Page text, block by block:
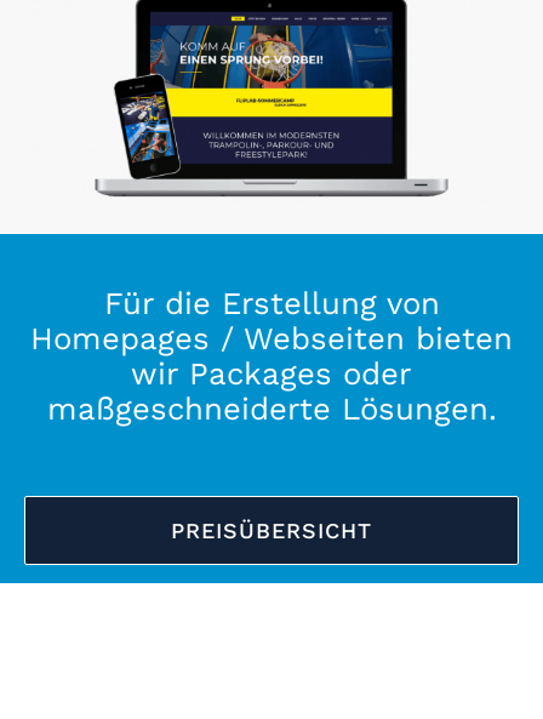
Für die Erstellung von
Homepages / Webseiten bieten
wir Packages oder
maßgeschneiderte Lösungen.
PREISÜBERSICHT